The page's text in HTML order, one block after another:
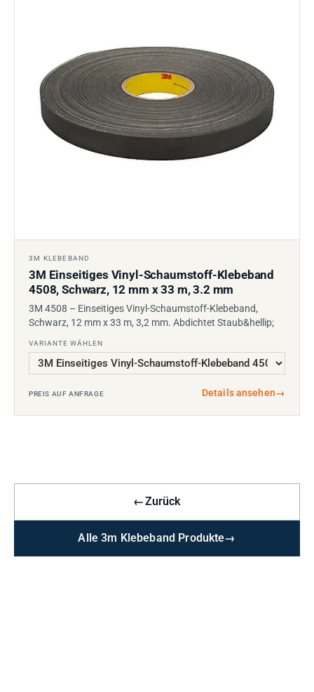
3M KLEBEBAND
3M Einseitiges Vinyl-Schaumstoff-Klebeband
4508, Schwarz, 12 mm x 33 m, 3.2 mm
3M 4508 – Einseitiges Vinyl-Schaumstoff-Klebeband,
Schwarz, 12 mm x 33 m, 3,2 mm. Abdichtet Staub&hellip;
VARIANTE WÄHLEN
PREIS AUF ANFRAGE Details ansehen→
←Zurück
Alle 3m Klebeband Produkte→